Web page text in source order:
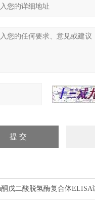
酮戊二酸脱氢酶复合体ELISA